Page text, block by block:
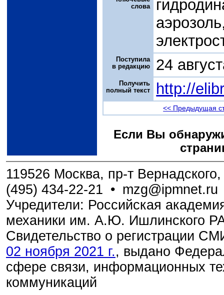
слова
Поступила
в редакцию
24
Получить
полный текст
http://
<< Предыдущая
Если Вы
119526 Москва, пр-т
(495) 434-22-21 • mzg@ipmnet.ru
Учредители: Российская
механики им. А.Ю. Ишлинского
Свидетельство о регистрации
02 ноября 2021 г., выдано
сфере связи, информационных
коммуникаций